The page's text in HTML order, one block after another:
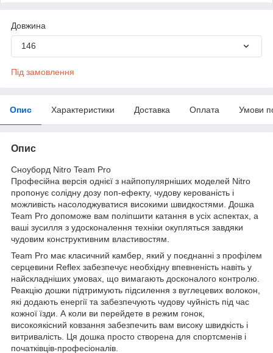
Довжина
146
Під замовлення
Опис Характеристики Доставка Оплата Умови
Опис
Сноуборд Nitro Team Pro
Професійна версія однієї з найпопулярніших моделей Nitro
пропонує солідну дозу поп-ефекту, чудову керованість і
можливість насолоджуватися високими швидкостями. Дошка
Team Pro допоможе вам поліпшити катання в усіх аспектах, а
ваші зусилля з удосконалення техніки окупляться завдяки
чудовим конструктивним властивостям.
Team Pro має класичний камбер, який у поєднанні з профілем
серцевини Reflex забезпечує необхідну впевненість навіть у
найскладніших умовах, що вимагають досконалого контролю.
Реакцію дошки підтримують підсилення з вуглецевих волокон,
які додають енергії та забезпечують чудову чуйність під час
кожної їзди. А коли ви перейдете в режим гонок,
високоякісний ковзання забезпечить вам високу швидкість і
витривалість. Ця дошка просто створена для спортсменів і
початківців-професіоналів.